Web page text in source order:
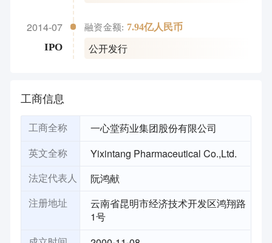
2014-07
IPO
融资金额: 7.94亿人民币
公开发行
工商信息
工商全称 一心堂药业集团股份有限公司
英文全称 Yixintang Pharmaceutical Co.,Ltd.
法定代表人 阮鸿献
注册地址
云南省昆明市经济技术开发区鸿翔路
1号